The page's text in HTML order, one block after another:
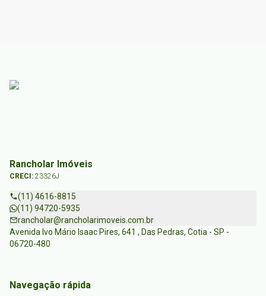
Rancholar Imóveis
CRECI: 23326J
(11) 4616-8815
(11) 94720-5935
rancholar@rancholarimoveis.com.br
Avenida Ivo Mário Isaac Pires, 641 , Das Pedras, Cotia - SP -
06720-480
Navegação rápida